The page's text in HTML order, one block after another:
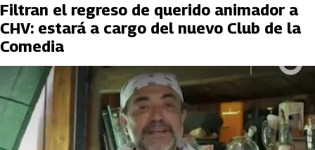
Filtran el regreso de querido animador a
CHV: estará a cargo del nuevo Club de la
Comedia